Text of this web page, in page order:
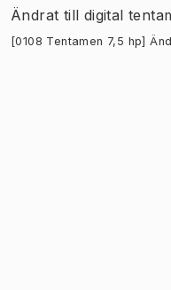
Ändrat till digital
[0108 Tentamen 7,5 hp]